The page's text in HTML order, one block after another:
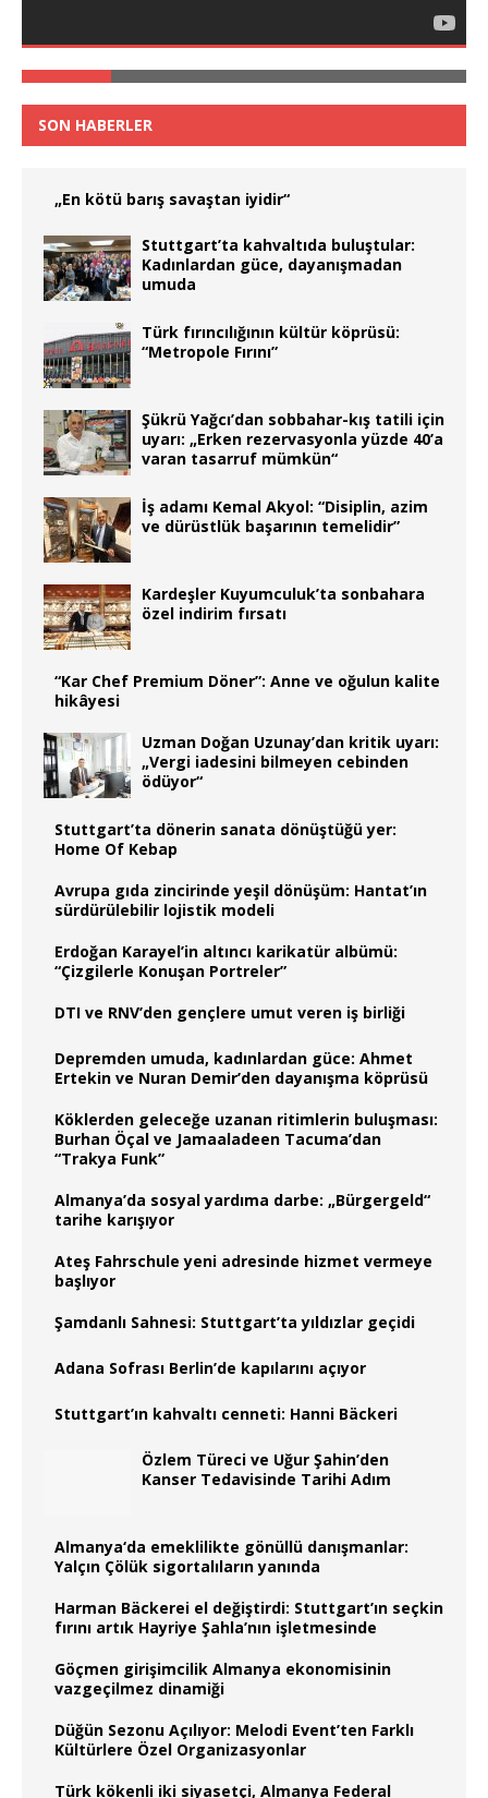
SON HABERLER
„En kötü barış savaştan iyidir“
Stuttgart’ta kahvaltıda buluştular:
Kadınlardan güce, dayanışmadan
umuda
Türk fırıncılığının kültür köprüsü:
“Metropole Fırını”
Şükrü Yağcı’dan sobbahar-kış tatili için
uyarı: „Erken rezervasyonla yüzde 40’a
varan tasarruf mümkün“
İş adamı Kemal Akyol: “Disiplin, azim
ve dürüstlük başarının temelidir”
Kardeşler Kuyumculuk’ta sonbahara
özel indirim fırsatı
“Kar Chef Premium Döner”: Anne ve oğulun kalite
hikâyesi
Uzman Doğan Uzunay’dan kritik uyarı:
„Vergi iadesini bilmeyen cebinden
ödüyor“
Stuttgart’ta dönerin sanata dönüştüğü yer:
Home Of Kebap
Avrupa gıda zincirinde yeşil dönüşüm: Hantat’ın
sürdürülebilir lojistik modeli
Erdoğan Karayel’in altıncı karikatür albümü:
“Çizgilerle Konuşan Portreler”
DTI ve RNV’den gençlere umut veren iş birliği
Depremden umuda, kadınlardan güce: Ahmet
Ertekin ve Nuran Demir’den dayanışma köprüsü
Köklerden geleceğe uzanan ritimlerin buluşması:
Burhan Öçal ve Jamaaladeen Tacuma’dan
“Trakya Funk”
Almanya’da sosyal yardıma darbe: „Bürgergeld“
tarihe karışıyor
Ateş Fahrschule yeni adresinde hizmet vermeye
başlıyor
Şamdanlı Sahnesi: Stuttgart’ta yıldızlar geçidi
Adana Sofrası Berlin’de kapılarını açıyor
Stuttgart’ın kahvaltı cenneti: Hanni Bäckeri
Özlem Türeci ve Uğur Şahin’den
Kanser Tedavisinde Tarihi Adım
Almanya‘da emeklilikte gönüllü danışmanlar:
Yalçın Çölük sigortalıların yanında
Harman Bäckerei el değiştirdi: Stuttgart’ın seçkin
fırını artık Hayriye Şahla’nın işletmesinde
Göçmen girişimcilik Almanya ekonomisinin
vazgeçilmez dinamiği
Düğün Sezonu Açılıyor: Melodi Event’ten Farklı
Kültürlere Özel Organizasyonlar
Türk kökenli iki siyasetçi, Almanya Federal